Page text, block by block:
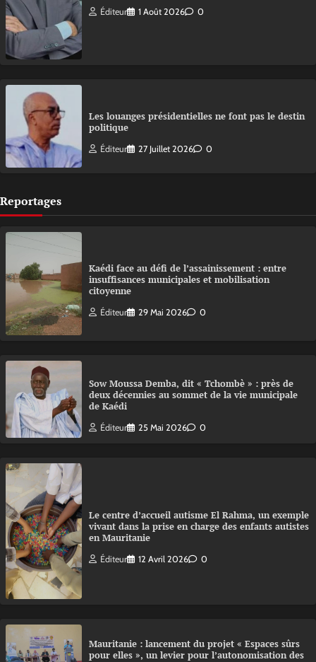
Éditeur 1 Août 2026 0
Les louanges présidentielles ne font pas le destin
politique
Éditeur 27 Juillet 2026 0
Reportages
Kaédi face au défi de l’assainissement : entre
insuffisances municipales et mobilisation
citoyenne
Éditeur 29 Mai 2026 0
Sow Moussa Demba, dit « Tchombè » : près de
deux décennies au sommet de la vie municipale
de Kaédi
Éditeur 25 Mai 2026 0
Le centre d’accueil autisme El Rahma, un exemple
vivant dans la prise en charge des enfants autistes
en Mauritanie
Éditeur 12 Avril 2026 0
Mauritanie : lancement du projet « Espaces sûrs
pour elles », un levier pour l’autonomisation des